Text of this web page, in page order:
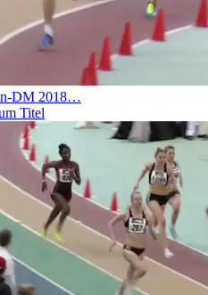
DM 2018…
Titel